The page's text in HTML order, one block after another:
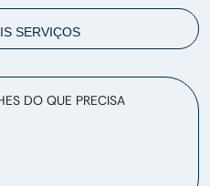
DO QUE PRECISA